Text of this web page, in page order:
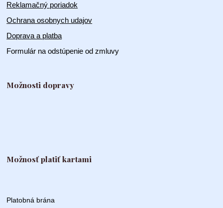
Reklamačný poriadok
Ochrana osobnych udajov
Doprava a platba
Formulár na odstúpenie od zmluvy
Možnosti dopravy
Možnosť platiť kartami
Platobná brána